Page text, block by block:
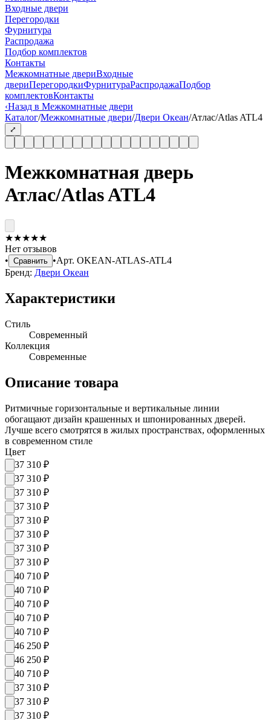
Входные двери
Перегородки
Фурнитура
Распродажа
Подбор комплектов
Контакты
Межкомнатные двериВходные
двериПерегородкиФурнитураРаспродажаПодбор
комплектовКонтакты
‹Назад в Межкомнатные двери
Каталог/Межкомнатные двери/Двери Океан/Атлас/Atlas ATL4
⤢
Межкомнатная дверь
Атлас/Atlas ATL4
★★★★★
Нет отзывов
• Сравнить •Арт. OKEAN-ATLAS-ATL4
Бренд: Двери Океан
Характеристики
Стиль
Современный
Коллекция
Современные
Описание товара
Ритмичные горизонтальные и вертикальные линии
обогащают дизайн крашенных и шпонированных дверей.
Лучше всего смотрятся в жилых пространствах, оформленных
в современном стиле
Цвет
37 310 ₽
37 310 ₽
37 310 ₽
37 310 ₽
37 310 ₽
37 310 ₽
37 310 ₽
37 310 ₽
40 710 ₽
40 710 ₽
40 710 ₽
40 710 ₽
40 710 ₽
46 250 ₽
46 250 ₽
40 710 ₽
37 310 ₽
37 310 ₽
37 310 ₽